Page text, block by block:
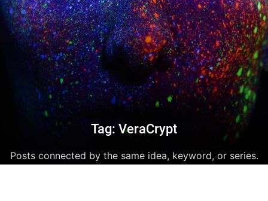
Tag: VeraCrypt
Posts connected by the same idea, keyword, or series.